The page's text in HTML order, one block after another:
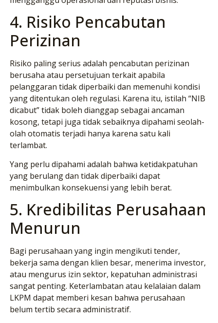
4. Risiko Pencabutan
Perizinan
Risiko paling serius adalah pencabutan perizinan
berusaha atau persetujuan terkait apabila
pelanggaran tidak diperbaiki dan memenuhi kondisi
yang ditentukan oleh regulasi. Karena itu, istilah “NIB
dicabut” tidak boleh dianggap sebagai ancaman
kosong, tetapi juga tidak sebaiknya dipahami seolah-
olah otomatis terjadi hanya karena satu kali
terlambat.
Yang perlu dipahami adalah bahwa ketidakpatuhan
yang berulang dan tidak diperbaiki dapat
menimbulkan konsekuensi yang lebih berat.
5. Kredibilitas Perusahaan
Menurun
Bagi perusahaan yang ingin mengikuti tender,
bekerja sama dengan klien besar, menerima investor,
atau mengurus izin sektor, kepatuhan administrasi
sangat penting. Keterlambatan atau kelalaian dalam
LKPM dapat memberi kesan bahwa perusahaan
belum tertib secara administratif.